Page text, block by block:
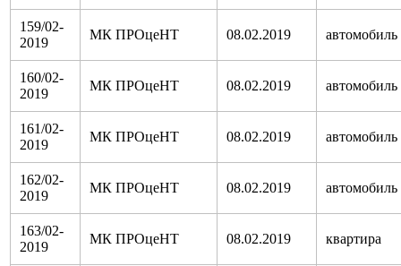
159/02-
2019
МК ПРОцеНТ 08.02.2019 автомобиль
160/02-
2019
МК ПРОцеНТ 08.02.2019 автомобиль
161/02-
2019
МК ПРОцеНТ 08.02.2019 автомобиль
162/02-
2019
МК ПРОцеНТ 08.02.2019 автомобиль
163/02-
2019
МК ПРОцеНТ 08.02.2019 квартира